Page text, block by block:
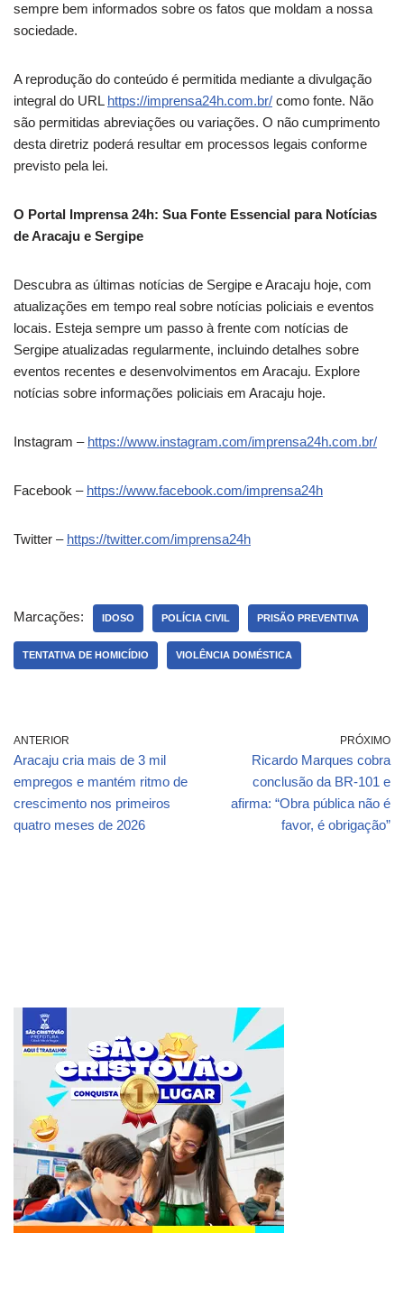
sempre bem informados sobre os fatos que moldam a nossa
sociedade.
A reprodução do conteúdo é permitida mediante a divulgação
integral do URL https://imprensa24h.com.br/ como fonte. Não
são permitidas abreviações ou variações. O não cumprimento
desta diretriz poderá resultar em processos legais conforme
previsto pela lei.
O Portal Imprensa 24h: Sua Fonte Essencial para Notícias
de Aracaju e Sergipe
Descubra as últimas notícias de Sergipe e Aracaju hoje, com
atualizações em tempo real sobre notícias policiais e eventos
locais. Esteja sempre um passo à frente com notícias de
Sergipe atualizadas regularmente, incluindo detalhes sobre
eventos recentes e desenvolvimentos em Aracaju. Explore
notícias sobre informações policiais em Aracaju hoje.
Instagram – https://www.instagram.com/imprensa24h.com.br/
Facebook – https://www.facebook.com/imprensa24h
Twitter – https://twitter.com/imprensa24h
Marcações: IDOSO POLÍCIA CIVIL PRISÃO PREVENTIVA
TENTATIVA DE HOMICÍDIO VIOLÊNCIA DOMÉSTICA
ANTERIOR
Aracaju cria mais de 3 mil
empregos e mantém ritmo de
crescimento nos primeiros
quatro meses de 2026
PRÓXIMO
Ricardo Marques cobra
conclusão da BR-101 e
afirma: “Obra pública não é
favor, é obrigação”